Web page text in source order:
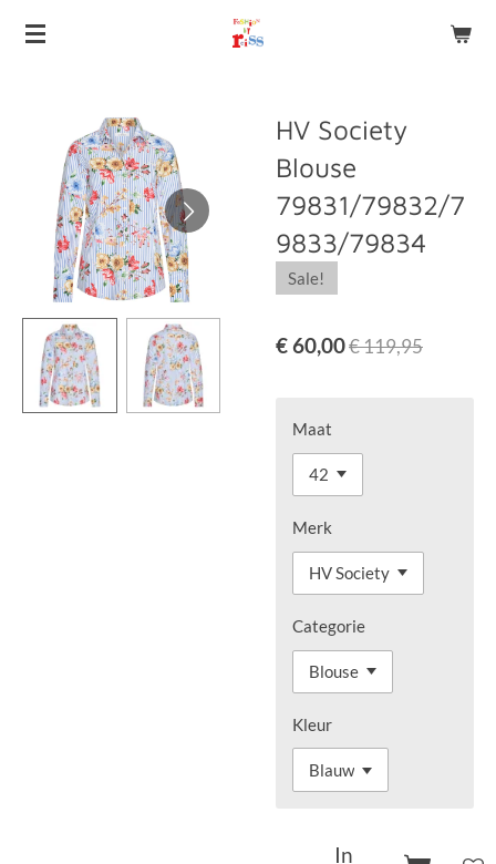
Ga
hoofdinhoud
HV Society
Blouse
79831/79832/7
9833/79834
Sale!
€ 60,00€ 119,95
Maat
Merk
Categorie
Kleur
In